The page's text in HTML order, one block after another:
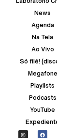
News
Agenda
Na Tela
Ao Vivo
Só filé!
Megafone
Playlists
Podcasts
YouTube